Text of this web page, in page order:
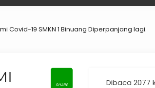
Covid-19 SMKN 1 Binuang Diperpanjang lagi.
Dibaca 2077